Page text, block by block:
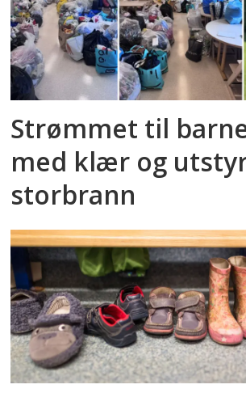
Strømmet til
med klær og
storbrann